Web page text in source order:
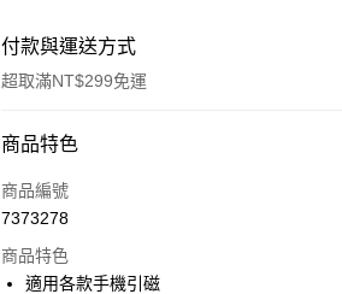
付款與運送方式
超取滿NT$299免運
付款方式
信用卡一次付款
LINE Pay
商品特色
商品編號
7373278
商品特色
適用各款手機引磁